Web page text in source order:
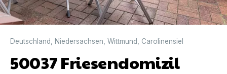
Deutschland Niedersachsen Wittmund Carolinensiel
50037 Friesendomizil